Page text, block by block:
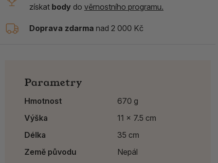
získat body do věrnostního programu.
Doprava zdarma nad 2 000 Kč
Parametry
Hmotnost
670 g
Výška
11 x 7.5 cm
Délka
35 cm
Země původu
Nepál